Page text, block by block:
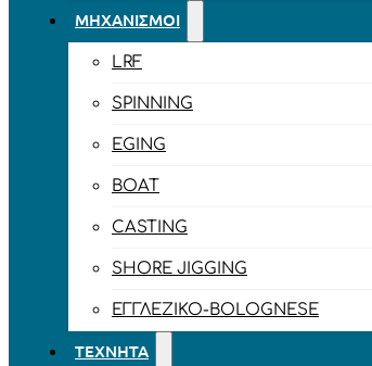
ΜΗΧΑΝΙΣΜΟΊ
LRF
SPINNING
EGING
BOAT
CASTING
SHORE JIGGING
ΕΓΓΛΈΖΙΚΟ-BOLOGNESE
ΤΕΧΝΗΤΆ